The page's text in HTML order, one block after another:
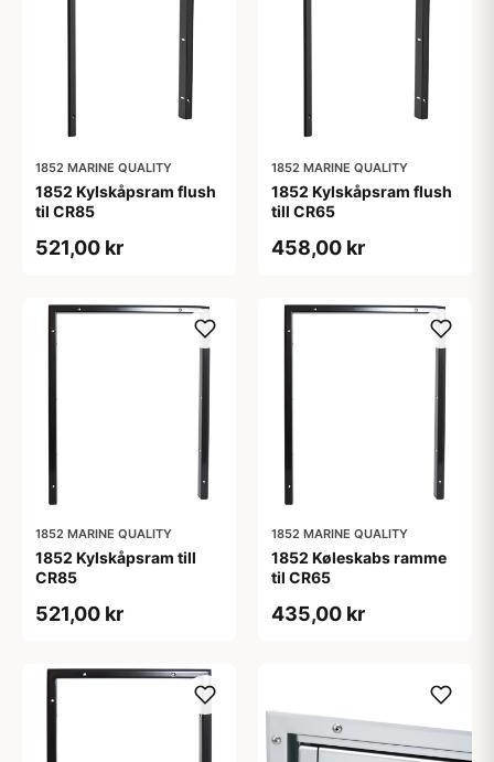
1852 MARINE QUALITY
1852 Kylskåpsram flush
til CR85
521,00 kr
1852 MARINE QUALITY
1852 Kylskåpsram flush
till CR65
458,00 kr
1852 MARINE QUALITY
1852 Kylskåpsram till
CR85
521,00 kr
1852 MARINE QUALITY
1852 Køleskabs ramme
til CR65
435,00 kr